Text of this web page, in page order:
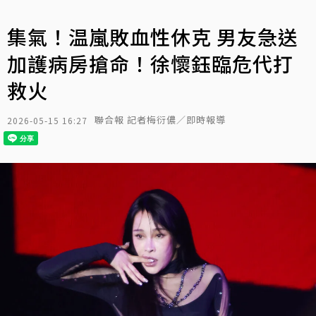
集氣！温嵐敗血性休克 男友急送
加護病房搶命！徐懷鈺臨危代打
救火
2026-05-15 16:27 聯合報 記者梅衍儂／即時報導